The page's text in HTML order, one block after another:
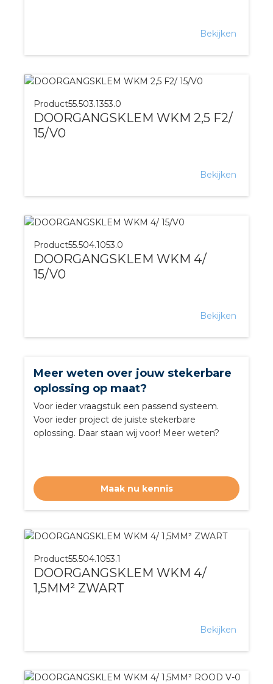
Bekijken
Product55.503.1353.0
DOORGANGSKLEM WKM 2,5 F2/
15/V0
Bekijken
Product55.504.1053.0
DOORGANGSKLEM WKM 4/
15/V0
Bekijken
Meer weten over jouw stekerbare
oplossing op maat?
Voor ieder vraagstuk een passend systeem.
Voor ieder project de juiste stekerbare
oplossing. Daar staan wij voor! Meer weten?
Maak nu kennis
Product55.504.1053.1
DOORGANGSKLEM WKM 4/
1,5MM² ZWART
Bekijken